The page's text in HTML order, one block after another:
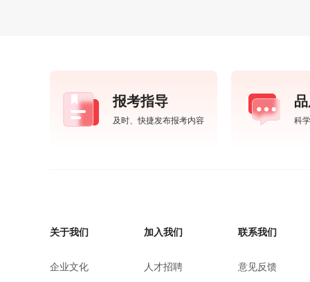
报考指导
及时、快捷发布报考内容 科
关于我们
企业文化
加入我们
人才招聘
联系我们
意见反馈